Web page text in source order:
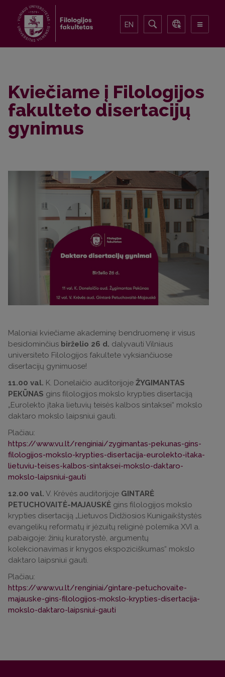
EN
Kviečiame į Filologijos
fakulteto disertacijų
gynimus
Maloniai kviečiame akademinę bendruomenę ir visus
besidominčius birželio 26 d. dalyvauti Vilniaus
universiteto Filologijos fakultete vyksiančiuose
disertacijų gynimuose!
11.00 val. K. Donelaičio auditorijoje ŽYGIMANTAS
PEKŪNAS gins filologijos mokslo krypties disertaciją
„Eurolekto įtaka lietuvių teisės kalbos sintaksei“ mokslo
daktaro mokslo laipsniui gauti.
Plačiau:
https://www.vu.lt/renginiai/zygimantas-pekunas-gins-
filologijos-mokslo-krypties-disertacija-eurolekto-itaka-
lietuviu-teises-kalbos-sintaksei-mokslo-daktaro-
mokslo-laipsniui-gauti
12.00 val. V. Krėvės auditorijoje GINTARĖ
PETUCHOVAITĖ-MAJAUSKĖ gins filologijos mokslo
krypties disertaciją „Lietuvos Didžiosios Kunigaikštystės
evangelikų reformatų ir jėzuitų religinė polemika XVI a.
pabaigoje: žinių kuratorystė, argumentų
kolekcionavimas ir knygos ekspoziciškumas“ mokslo
daktaro laipsniui gauti.
Plačiau:
https://www.vu.lt/renginiai/gintare-petuchovaite-
majauske-gins-filologijos-mokslo-krypties-disertacija-
mokslo-daktaro-laipsniui-gauti